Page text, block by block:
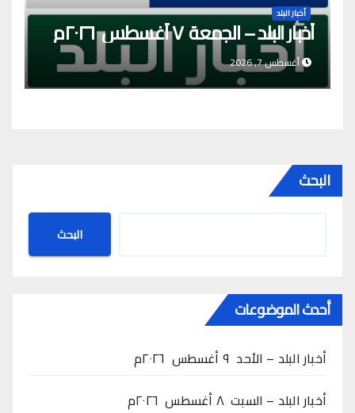
أخبار البلد
أخبار البلد – الجمعة ٧ أغسطس ٢٠٢٦م
أغسطس 7, 2026
البحث
البحث
أحدث الموضوعات
أخبار البلد – الأحد ٩ أغسطس ٢٠٢٦م
أخبار البلد – السبت ٨ أغسطس ٢٠٢٦م